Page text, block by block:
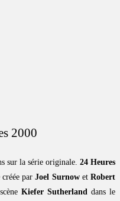
2000
sur la série originale. 24 Heures
créée parJoel SurnowetRobert
Kiefer Sutherland dans le